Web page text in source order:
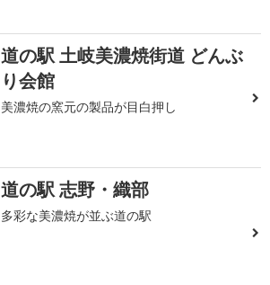
道の駅 土岐美濃焼街道 どんぶ
り会館
美濃焼の窯元の製品が目白押し
道の駅 志野・織部
多彩な美濃焼が並ぶ道の駅